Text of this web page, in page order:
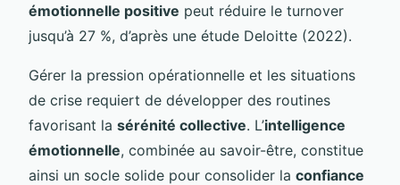
émotionnelle positive peut réduire le turnover
jusqu’à 27 %, d’après une étude Deloitte (2022).
Gérer la pression opérationnelle et les situations
de crise requiert de développer des routines
favorisant la sérénité collective. L’intelligence
émotionnelle, combinée au savoir-être, constitue
ainsi un socle solide pour consolider la confiance